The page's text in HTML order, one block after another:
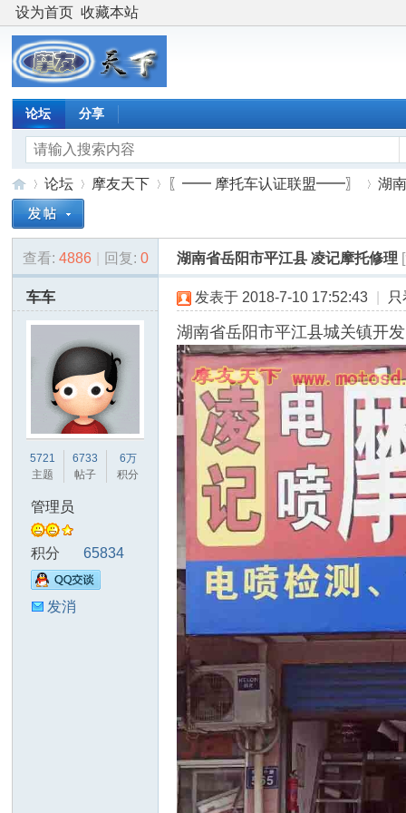
设为首页 收藏本站
论坛 分享
摩
友
»
论坛
›
摩友天下 〖━━ 摩托车认证联盟━━〗
›
湖
查看: 4886 回复: 0 湖南省岳阳市平江县 凌记摩托修理
车车
5721
主题
6733
帖子
6万
积分
管理员
积分 65834
发消
发表于 2018-7-10 17:52:43
湖南省岳阳市平江县城关镇开